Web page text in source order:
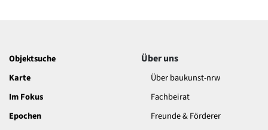
Jugendstil
Historismus
Barock
Renaissance
Objektsuche
Karte
Im Fokus
Epochen
Über uns
Über baukunst-nrw
Fachbeirat
Freunde & Förderer